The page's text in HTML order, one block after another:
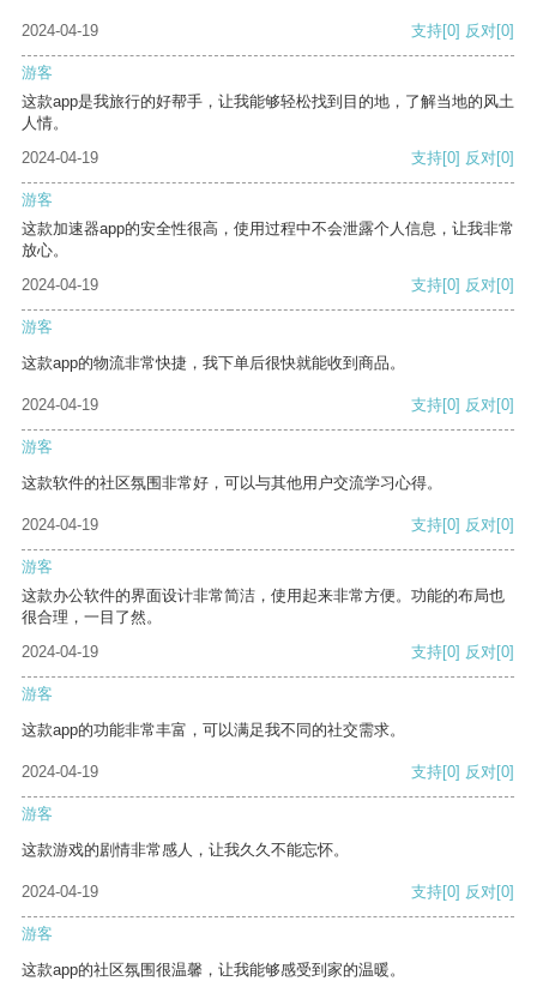
2024-04-19 支持[0] 反对[0]
游客
这款app是我旅行的好帮手，让我能够轻松找到目的地，了解当地的风土
人情。
2024-04-19
支持[0] 反对[0]
游客
这款加速器app的安全性很高，使用过程中不会泄露个人信息，让我非常
放心。
2024-04-19
支持[0] 反对[0]
游客
这款app的物流非常快捷，我下单后很快就能收到商品。
2024-04-19 支持[0] 反对[0]
游客
这款软件的社区氛围非常好，可以与其他用户交流学习心得。
2024-04-19 支持[0] 反对[0]
游客
这款办公软件的界面设计非常简洁，使用起来非常方便。功能的布局也
很合理，一目了然。
2024-04-19
支持[0] 反对[0]
游客
这款app的功能非常丰富，可以满足我不同的社交需求。
2024-04-19 支持[0] 反对[0]
游客
这款游戏的剧情非常感人，让我久久不能忘怀。
2024-04-19 支持[0] 反对[0]
游客
这款app的社区氛围很温馨，让我能够感受到家的温暖。